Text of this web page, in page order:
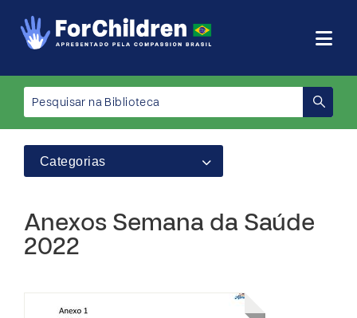
Categorias
Anexos Semana da Saúde
2022